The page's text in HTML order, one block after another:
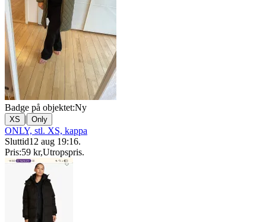
Badge på objektet:Ny
XS | Only
ONLY, stl. XS, kappa
Sluttid12 aug 19:16.
Pris:59 kr,Utropspris.